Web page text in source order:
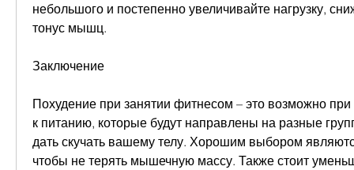
небольшого и постепенно увеличивайте нагрузку,
тонус мышц.
Заключение
Похудение при занятии фитнесом – это возможно
к питанию, которые будут направлены на разные
дать скучать вашему телу. Хорошим выбором
чтобы не терять мышечную массу. Также стоит